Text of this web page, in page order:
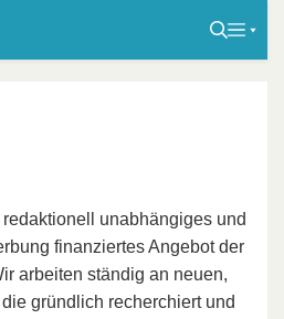
unabhängiges und
finanziertes Angebot der
arbeiten ständig an neuen,
gründlich recherchiert und